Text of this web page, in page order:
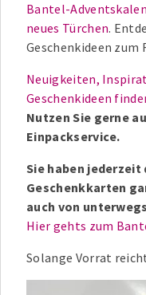
Bantel-
neues Türchen.
Geschenkideen zum
Neuigkeiten,
Geschenkideen
Nutzen Sie gerne
Einpackservice.
Sie haben
Geschenkkarten
auch von
Hier gehts zum
Solange Vorrat